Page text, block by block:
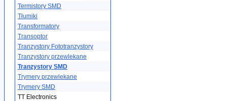
Termistory SMD
Tłumiki
Transformatory
Transoptor
Tranzystory Fototranzystory
Tranzystory przewlekane
Tranzystory SMD
Trymery przewlekane
Trymery SMD
TT Electronics